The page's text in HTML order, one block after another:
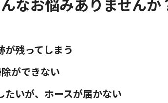
なお悩みありませんか
が残ってしまう
ができない
たいが、ホースが届かない